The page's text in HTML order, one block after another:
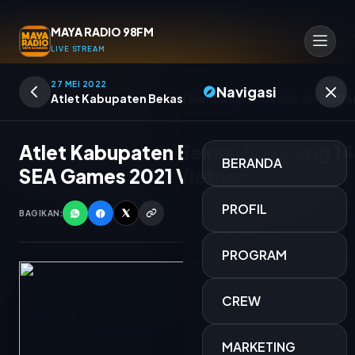
MAYA RADIO 98FM
LIVE STREAM
Navigasi
BERANDA
PROFIL
PROGRAM
CREW
MARKETING
TERMINAL MUSIK MAYA
27 MEI 2022
Atlet Kabupaten Bekasi Sumbang 14 Medali di SEA
Atlet Kabupaten Bekasi Sumbang
SEA Games 2021 Vietnam
BAGIKAN: